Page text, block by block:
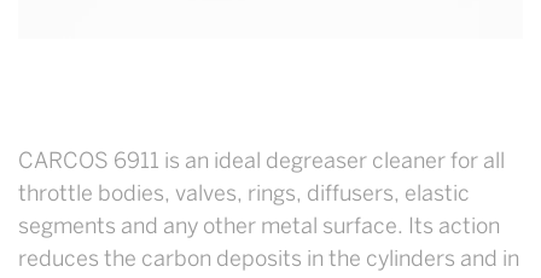
CARCOS 6911 is an ideal degreaser cleaner for all
throttle bodies, valves, rings, diffusers, elastic
segments and any other metal surface. Its action
reduces the carbon deposits in the cylinders and in